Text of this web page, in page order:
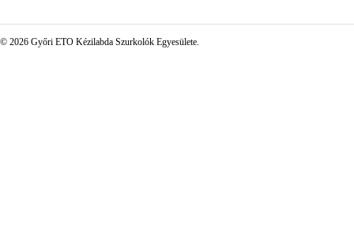
© 2026 Győri ETO Kézilabda Szurkolók Egyesülete.